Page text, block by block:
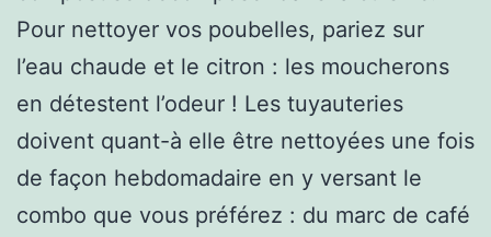
Pour nettoyer vos poubelles, pariez sur
l’eau chaude et le citron : les moucherons
en détestent l’odeur ! Les tuyauteries
doivent quant-à elle être nettoyées une fois
de façon hebdomadaire en y versant le
combo que vous préférez : du marc de café